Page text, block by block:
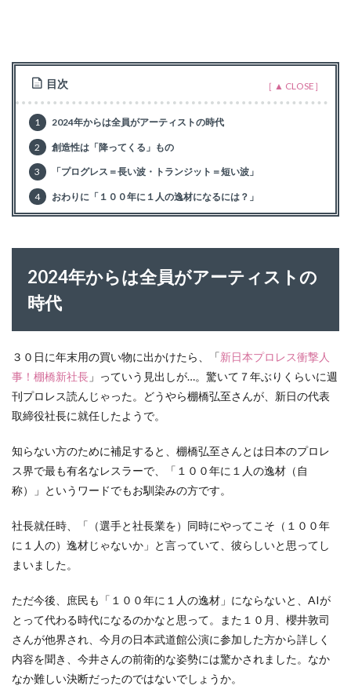
目次
1 2024年からは全員がアーティストの時代
2 創造性は「降ってくる」もの
3 「プログレス＝長い波・トランジット＝短い波」
4 おわりに「１００年に１人の逸材になるには？」
2024年からは全員がアーティストの
時代
３０日に年末用の買い物に出かけたら、「新日本プロレス衝撃人
事！棚橋新社長 」っていう見出しが…。驚いて７年ぶりくらいに週
刊プロレス読んじゃった。どうやら棚橋弘至さんが、新日の代表
取締役社長に就任したようで。
知らない方のために補足すると、棚橋弘至さんとは日本のプロレ
ス界で最も有名なレスラーで、「１００年に１人の逸材（自
称）」というワードでもお馴染みの方です。
社長就任時、「（選手と社長業を）同時にやってこそ（１００年
に１人の）逸材じゃないか」と言っていて、彼らしいと思ってし
まいました。
ただ今後、庶民も「１００年に１人の逸材」にならないと、AIが
とって代わる時代になるのかなと思って。また１０月、櫻井敦司
さんが他界され、今月の日本武道館公演に参加した方から詳しく
内容を聞き、今井さんの前衛的な姿勢には驚かされました。なか
なか難しい決断だったのではないでしょうか。